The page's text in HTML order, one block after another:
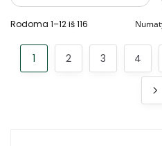
Rodoma 1–12 iš 116
1 2 3 4